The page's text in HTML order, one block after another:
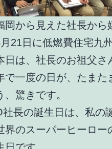
岡から見えた社長から
21日に低燃費住宅九
日は、社長のお祖父さ
で一度の日が、たま
驚きです。
社長の誕生日は、私の
界のスーパーヒーロ